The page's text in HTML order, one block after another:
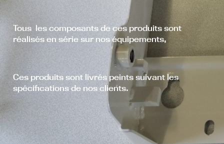
Tous les composants de ces produits sont
réalisés en série sur nos équipements,
Ces produits sont livrés peints suivant les
spécifications de nos clients.